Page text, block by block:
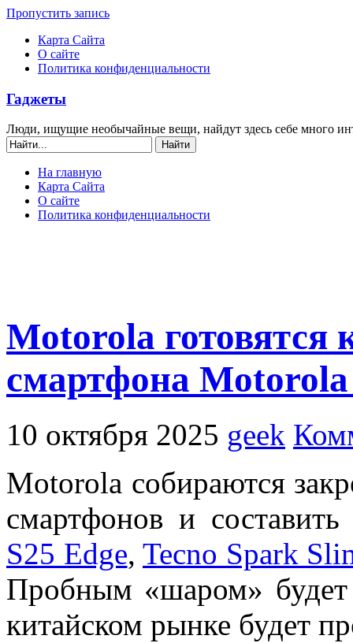
Пропустить запись
Карта Сайта
О сайте
Политика конфиденциальности
Гаджеты
Люди, ищущие необычайные вещи, найдут здесь себе много
На главную
Карта Сайта
О сайте
Политика конфиденциальности
Motorola готовятся
смартфона Motorola
10 октября 2025 geek
Motorola собираются
смартфонов и
S25 Edge, Tecno Spark
Пробным «шаром»
китайском рынке будет